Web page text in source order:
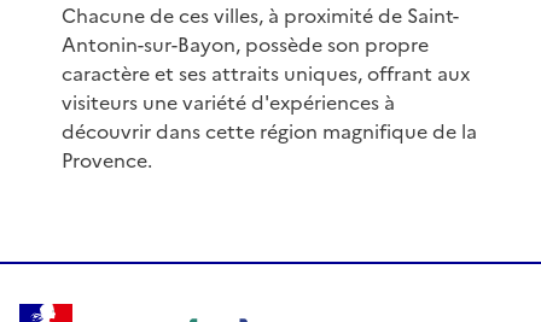
Chacune de ces villes, à proximité de Saint-
Antonin-sur-Bayon, possède son propre
caractère et ses attraits uniques, offrant aux
visiteurs une variété d'expériences à
découvrir dans cette région magnifique de la
Provence.